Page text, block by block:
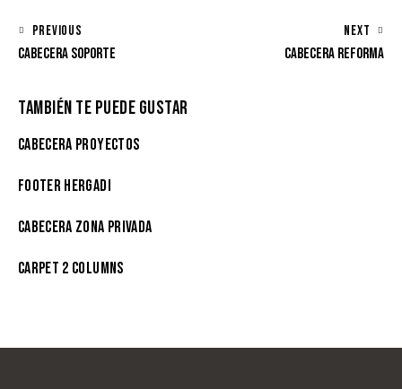
NAVEGACIÓN
DE
PREVIOUS
CABECERA SOPORTE
NEXT
CABECERA REFORMA
TAMBIÉN TE PUEDE GUSTAR
CABECERA PROYECTOS
FOOTER HERGADI
CABECERA ZONA PRIVADA
CARPET 2 COLUMNS